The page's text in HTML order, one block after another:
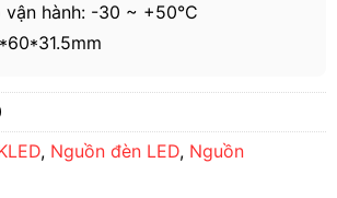
vận hành: -30 ~ +50°C
, Nguồn đèn LED, Nguồn